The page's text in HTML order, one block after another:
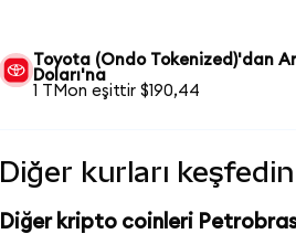
Toyota (Ondo Tokenized)'dan
Doları'na
1 TMon eşittir $190,44
Diğer kurları keşfedin
Diğer kripto coinleri